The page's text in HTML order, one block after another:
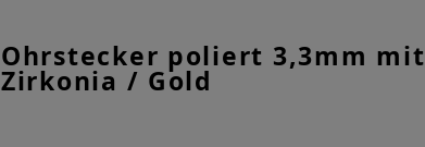
Ohrstecker poliert 3,3mm mit
Zirkonia / Gold